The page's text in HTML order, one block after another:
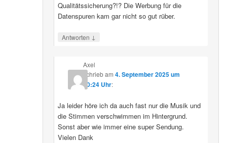
Qualitätssicherung?!? Die Werbung für die
Datenspuren kam gar nicht so gut rüber.
Antworten ↓
Axel
schriebam 4. September 2025 um
10:24 Uhr:
Ja leider höre ich da auch fast nur die Musik und
die Stimmen verschwimmen im Hintergrund.
Sonst aber wie immer eine super Sendung.
Vielen Dank